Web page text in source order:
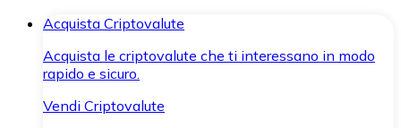
Acquista Criptovalute
Acquista le criptovalute che ti interessano in modo
rapido e sicuro.
Vendi Criptovalute